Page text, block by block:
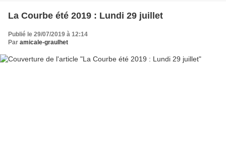
La Courbe été 2019 : Lundi 29 juillet
Publié le 29/07/2019 à 12:14
Par amicale-graulhet